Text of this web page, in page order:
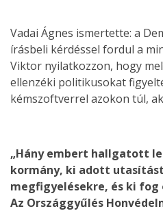
Vadai Ágnes ismertette: a
írásbeli kérdéssel fordul a
Viktor nyilatkozzon, hogy
ellenzéki politikusokat
kémszoftverrel azokon túl,
„Hány embert hallgatott
kormány, ki adott
megfigyelésekre, és ki fog
Az Országgyűlés